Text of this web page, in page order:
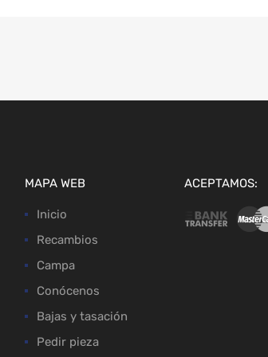
MAPA WEB
Inicio
Recambios
Campa
Conócenos
Bajas y tasación
Pedir pieza
ACEPTAMOS: